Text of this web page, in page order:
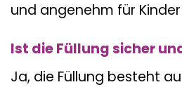
und angenehm für
Ist die Füllung sicher
Ja, die Füllung besteht